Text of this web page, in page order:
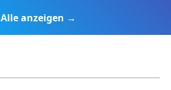
Alle anzeigen →